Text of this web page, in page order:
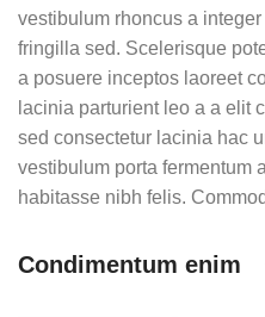
vestibulum rhoncus a
fringilla sed. Scelerisque
a posuere inceptos laoreet
lacinia parturient leo a a elit
sed consectetur lacinia hac
vestibulum porta fermentum
habitasse nibh felis.
Condimentum enim